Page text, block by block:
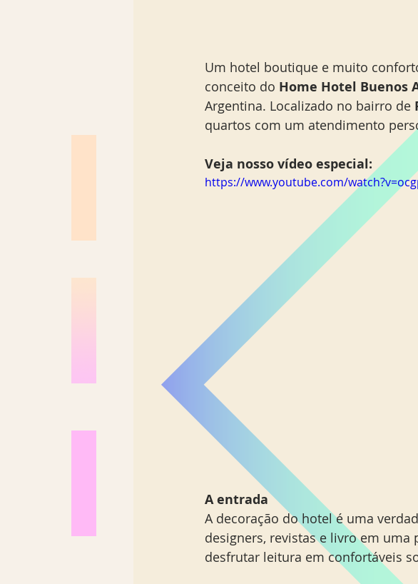
Um hotel boutique e muito
conceito do Home Hotel Buenos
Argentina. Localizado no bairro de
quartos com um atendimento
Veja nosso vídeo especial:
https://www.youtube.com/
A entrada
A decoração do hotel é uma
designers, revistas e livro em
desfrutar leitura em confortáveis